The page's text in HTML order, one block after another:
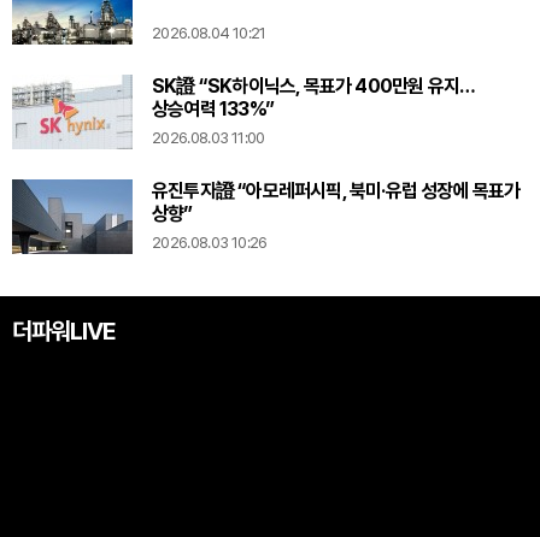
2026.08.04 10:21
SK證 “SK하이닉스, 목표가 400만원 유지…
상승여력 133%”
2026.08.03 11:00
유진투자證 “아모레퍼시픽, 북미·유럽 성장에 목표가
상향”
2026.08.03 10:26
더파워LIVE